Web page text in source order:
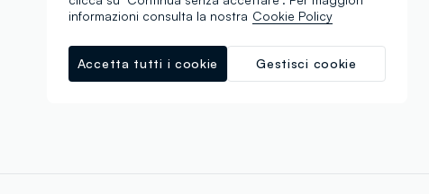
Stai visualizzando 2 di 2 prodotti
Scroll infinito 🙄 ? No grazie. Filtra!
informazioni consulta la nostra Cookie Policy
Gestisci cookie
Accetta tutti i cookie